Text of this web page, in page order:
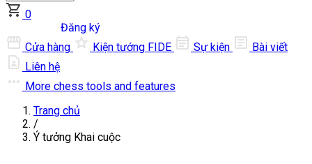
0
Đăng ký
Cửa hàng
Kiện tướng FIDE Sự kiện
Bài viết
Liên hệ
More chess tools and features
Trang chủ
/
Ý tưởng Khai cuộc